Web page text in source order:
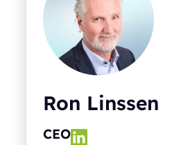
Ron Linssen
CEO